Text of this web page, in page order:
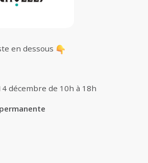
en dessous
décembre de 10h à 18h